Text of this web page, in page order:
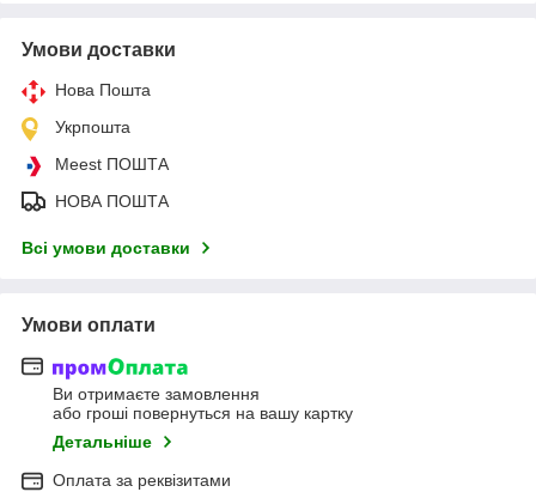
Умови доставки
Нова Пошта
Укрпошта
Meest ПОШТА
НОВА ПОШТА
Всі умови доставки
Умови оплати
Ви отримаєте замовлення
або гроші повернуться на вашу картку
Детальніше
Оплата за реквізитами